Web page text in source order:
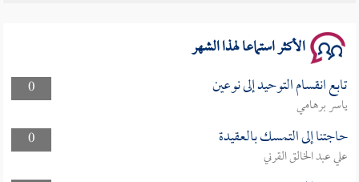
الأكثر استماعا لهذا الشهر
0 تابع انقسام التوحيد إلى نوعين
ياسر برهامي
0
حاجتنا إلى التمسك بالعقيدة
علي عبد الخالق القرني